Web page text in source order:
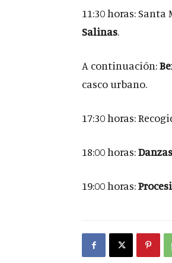
11:30 horas:
Salinas.
A continuación:
casco urbano.
17:30 horas:
18:00 horas:
19:00 horas: